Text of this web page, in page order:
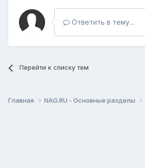
Ответить в тему...
Перейти к списку тем
Главная NAG.RU - Основные разделы